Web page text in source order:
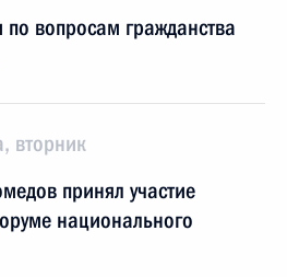
вопросам гражданства
вторник
принял участие
национального